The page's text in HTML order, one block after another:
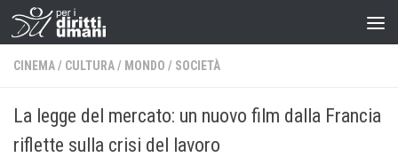
CINEMA/ CULTURA/ MONDO / SOCIETÀ
La legge del mercato: un nuovo film dalla Francia
riflette sulla crisi del lavoro